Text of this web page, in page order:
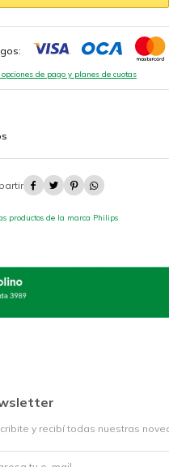
opciones de pago y planes de cuotas
   
productos de la marca Philips
y recibí todas nuestras